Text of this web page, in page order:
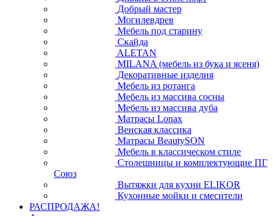
Добрый мастер
Могилевдрев
Мебель под старину
Скайда
ALETAN
MILANA (мебель из бука и ясеня)
Декоративные изделия
Мебель из ротанга
Мебель из массива сосны
Мебель из массива дуба
Матрасы Lonax
Венская классика
Матрасы BeautySON
Мебель в классическом стиле
Столешницы и комплектующие ПГ
Союз
Вытяжки для кухни ELIKOR
Кухонные мойки и смесители
РАСПРОДАЖА!